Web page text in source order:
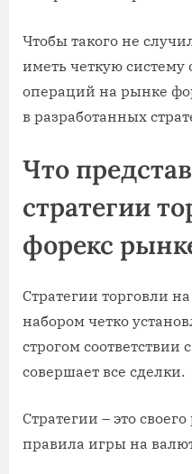
Чтобы такого не
иметь четкую систему
операций на рынке
в разработанных
Что
стратегии
форекс
Стратегии торговли
набором четко
строгом соответствии
совершает все сделки.
Стратегии – это
правила игры на